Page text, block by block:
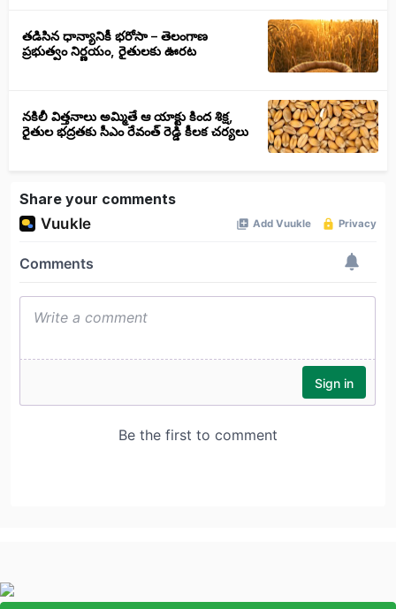
తడిసిన ధాన్యానికీ భరోసా – తెలంగాణ
ప్రభుత్వం నిర్ణయం, రైతులకు ఊరట
నకిలీ విత్తనాలు అమ్మితే ఆ యాక్టు కింద శిక్ష,
రైతుల భద్రతకు సీఎం రేవంత్ రెడ్డి కీలక చర్యలు
Share your comments